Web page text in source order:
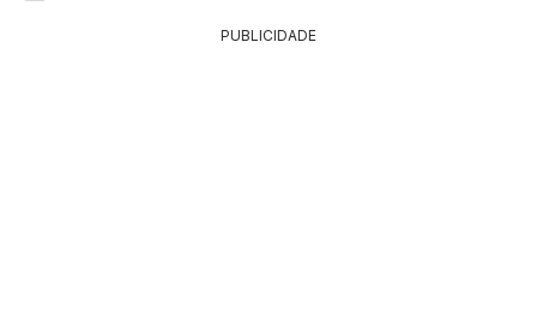
PUBLICIDADE